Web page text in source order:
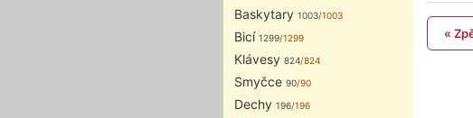
Baskytary 1003/1003
Bicí 1299/1299
Klávesy 824/824
Smyčce 90/90
Dechy 196/196
«